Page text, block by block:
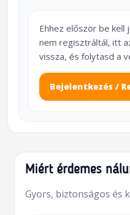
Ehhez először be kell
nem regisztráltál, itt
vissza, és folytasd a
Bejelentkezés /
Miért érdemes
Gyors, biztonságos és